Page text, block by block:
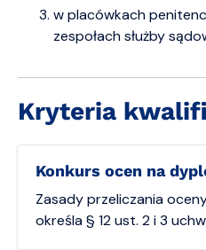
w placówkach
zespołach służby
Kryteria
Konkurs ocen na
Zasady przeliczania
określa § 12 ust. 2 i 3